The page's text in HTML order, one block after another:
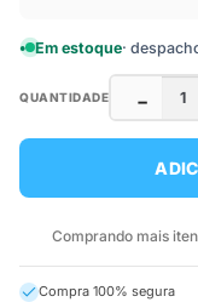
Em estoque·
QUANTIDADE −
Comprando mais
Compra 100% segura